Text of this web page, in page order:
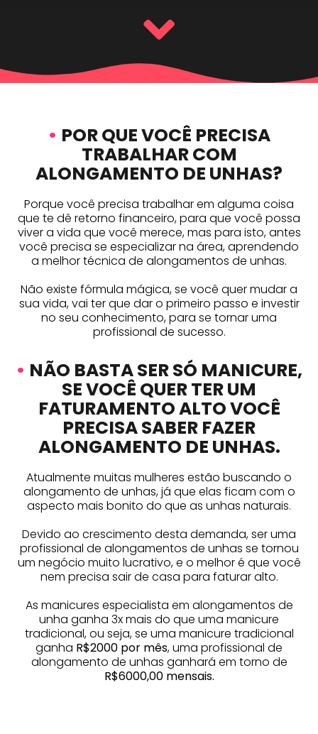
• POR QUE VOCÊ PRECISA
TRABALHAR COM
ALONGAMENTO DE UNHAS?
Porque você precisa trabalhar em alguma coisa
que te dê retorno financeiro, para que você possa
viver a vida que você merece, mas para isto, antes
você precisa se especializar na área, aprendendo
a melhor técnica de alongamentos de unhas.
Não existe fórmula mágica, se você quer mudar a
sua vida, vai ter que dar o primeiro passo e investir
no seu conhecimento, para se tornar uma
profissional de sucesso.
• NÃO BASTA SER SÓ MANICURE,
SE VOCÊ QUER TER UM
FATURAMENTO ALTO VOCÊ
PRECISA SABER FAZER
ALONGAMENTO DE UNHAS.
Atualmente muitas mulheres estão buscando o
alongamento de unhas, já que elas ficam com o
aspecto mais bonito do que as unhas naturais.
Devido ao crescimento desta demanda, ser uma
profissional de alongamentos de unhas se tornou
um negócio muito lucrativo, e o melhor é que você
nem precisa sair de casa para faturar alto.
As manicures especialista em alongamentos de
unha ganha 3x mais do que uma manicure
tradicional, ou seja, se uma manicure tradicional
ganha R$2000 por mês, uma profissional de
alongamento de unhas ganhará em torno de
R$6000,00 mensais.